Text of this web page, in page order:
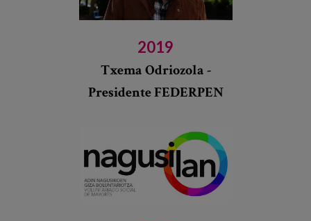
2019
Txema Odriozola -
Presidente FEDERPEN